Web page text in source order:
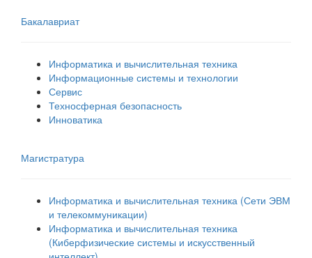
Бакалавриат
Информатика и вычислительная техника
Информационные системы и технологии
Сервис
Техносферная безопасность
Инноватика
Магистратура
Информатика и вычислительная техника (Сети ЭВМ
и телекоммуникации)
Информатика и вычислительная техника
(Киберфизические системы и искусственный